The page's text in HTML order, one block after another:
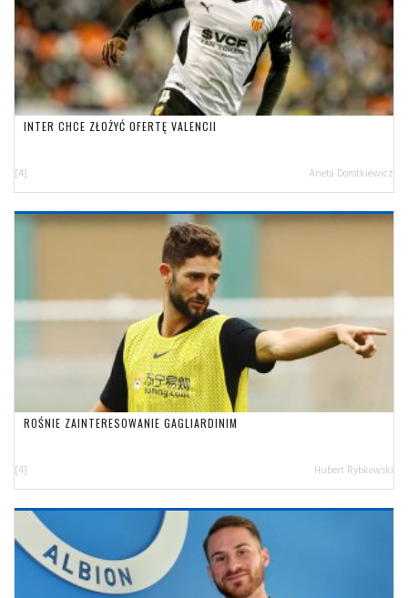
INTER CHCE ZŁOŻYĆ OFERTĘ VALENCII
[4] Aneta Dorotkiewicz
ROŚNIE ZAINTERESOWANIE GAGLIARDINIM
[4] Hubert Rybkowski